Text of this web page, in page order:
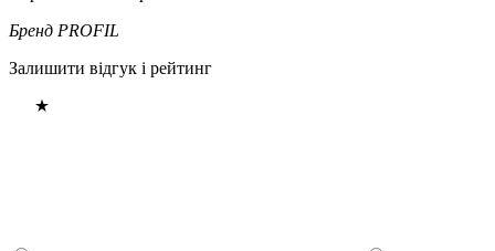
Бренд PROFIL
Залишити відгук і рейтинг